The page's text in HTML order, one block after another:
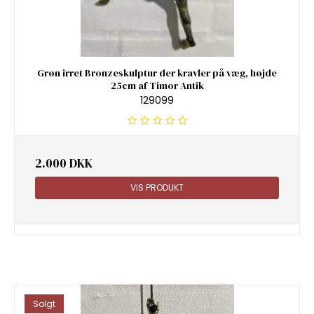
Grøn irret Bronzeskulptur der kravler på væg, højde
25cm af Timor Antik
129099
2.000 DKK
VIS PRODUKT
Solgt